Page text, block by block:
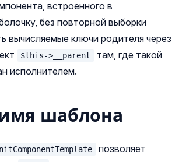
встроенного в
без повторной выборки
вычисляемые ключи родителя через
$this->__parent
там, где такой
исполнителем.
шаблона
позволяет